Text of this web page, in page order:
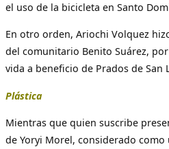
el uso de la bicicleta en Santo
En otro orden, Ariochi Volquez
del comunitario Benito Suárez,
vida a beneficio de Prados de San
Plástica
Mientras que quien suscribe
de Yoryi Morel, considerado